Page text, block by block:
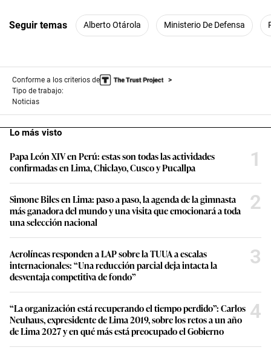
Seguir temas Alberto Otárola Ministerio De Defensa
Conforme a los criterios de
Tipo de trabajo:
Noticias
Lo más visto
Papa León XIV en Perú: estas son todas las actividades
confirmadas en Lima, Chiclayo, Cusco y Pucallpa
1
Simone Biles en Lima: paso a paso, la agenda de la gimnasta
más ganadora del mundo y una visita que emocionará a toda
una selección nacional
2
Aerolíneas responden a LAP sobre la TUUA a escalas
internacionales: “Una reducción parcial deja intacta la
desventaja competitiva de fondo”
3
“La organización está recuperando el tiempo perdido”: Carlos
Neuhaus, expresidente de Lima 2019, sobre los retos a un año
de Lima 2027 y en qué más está preocupado el Gobierno
4